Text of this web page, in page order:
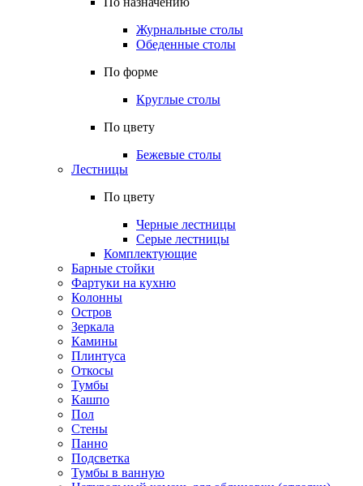
Журнальные столы
Обеденные столы
По форме
Круглые столы
По цвету
Бежевые столы
Лестницы
По цвету
Черные лестницы
Серые лестницы
Комплектующие
Барные стойки
Фартуки на кухню
Колонны
Остров
Зеркала
Камины
Плинтуса
Откосы
Тумбы
Кашпо
Пол
Стены
Панно
Подсветка
Тумбы в ванную